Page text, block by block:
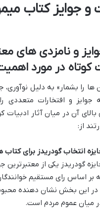
و جوایز کتاب
و نامزدی های
کوتاه در مورد
ها را بشمار» به دلیل
جوایز و افتخارات
آن در میان آثار ادبیات
از:
انتخاب گودریدز برای
گودریدز یکی از معتبرترین
بر اساس رای مستقیم
در این بخش نشان دهنده
میان عموم مردم است.